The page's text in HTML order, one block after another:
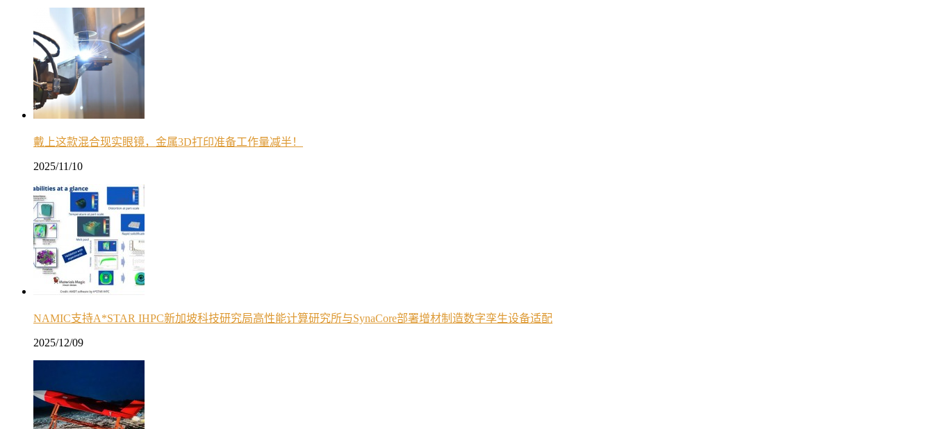
戴上这款混合现实眼镜，金属3D打印准备工作量减半！
2025/11/10
NAMIC支持A*STAR IHPC新加坡科技研究局高性能计算研究所与SynaCore部署增材制造数字孪生设备适配
2025/12/09